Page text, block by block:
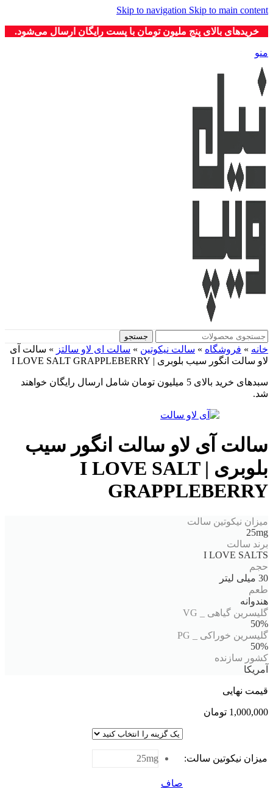
Skip to navigation Skip to main content
خریدهای بالای پنج ملیون تومان با پست رایگان ارسال می‌شود.
منو
جستجو
خانه » فروشگاه » سالت نیکوتین » سالت ای لاو سالتز » سالت آی
لاو سالت انگور سیب بلوبری | I LOVE SALT GRAPPLEBERRY
سبدهای خرید بالای 5 میلیون تومان شامل ارسال رایگان خواهند
شد.
سالت آی لاو سالت انگور سیب
بلوبری | I LOVE SALT
GRAPPLEBERRY
میزان نیکوتین سالت
25mg
برند سالت
I LOVE SALTS
حجم
30 میلی لیتر
طعم
هندوانه
گلیسرین گیاهی _ VG
50%
گلیسرین خوراکی _ PG
50%
کشور سازنده
آمریکا
قیمت نهایی
1,000,000 تومان
میزان نیکوتین سالت:
25mg
صاف